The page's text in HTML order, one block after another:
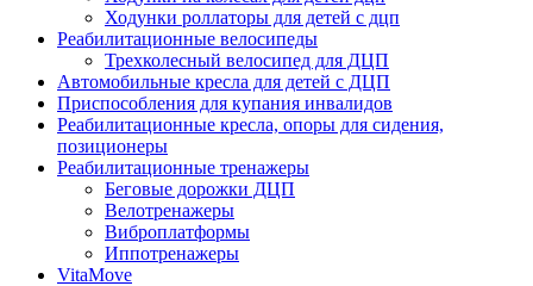
Ходунки роллаторы для детей с дцп
Реабилитационные велосипеды
Трехколесный велосипед для ДЦП
Автомобильные кресла для детей с ДЦП
Приспособления для купания инвалидов
Реабилитационные кресла, опоры для сидения,
позиционеры
Реабилитационные тренажеры
Беговые дорожки ДЦП
Велотренажеры
Виброплатформы
Иппотренажеры
VitaMove